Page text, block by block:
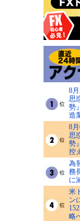
8
思
勢
造
8
思
勢
控
為
務
に
米
ン
略